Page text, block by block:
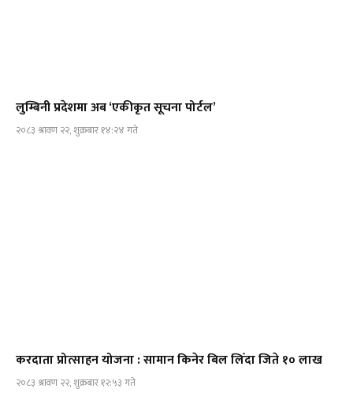
लुम्बिनी प्रदेशमा अब ‘एकीकृत सूचना पोर्टल’
२०८३ श्रावण २२, शुक्रबार १४:२४ गते
करदाता प्रोत्साहन योजना : सामान किनेर बिल लिँदा जिते १० लाख
२०८३ श्रावण २२, शुक्रबार १२:५३ गते